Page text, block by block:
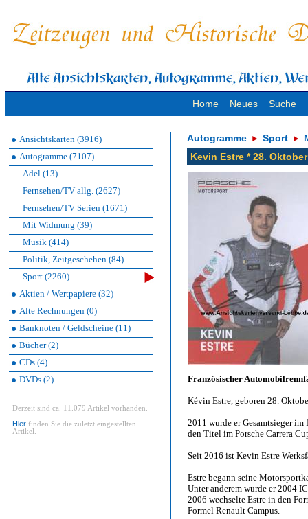
Home Neues Suche
Ansichtskarten (3916)
Autogramme (7107)
Adel (13)
Fernsehen/TV allg. (2627)
Fernsehen/TV Serien (1671)
Mit Widmung (39)
Musik (414)
Politik, Zeitgeschehen (84)
Sport (2260)
Aktien / Wertpapiere (32)
Alte Rechnungen (0)
Banknoten / Geldscheine (11)
Bücher (2)
CDs (4)
DVDs (2)
Derzeit sind ca. 11.079 Artikel vorhanden.
Hier finden Sie die zuletzt eingestellten
Artikel.
Autogramme Sport
Kevin Estre * 28.
Französischer
Kévin Estre, geboren 28.
2011 wurde er Gesamtsieger
den Titel im Porsche Carrera
Seit 2016 ist Kevin Estre
Estre begann seine
Unter anderem wurde er 2004
2006 wechselte Estre in den
Formel Renault Campus.